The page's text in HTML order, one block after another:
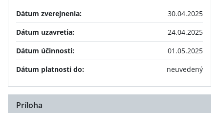
Dátum zverejnenia:
30.04.2025
Dátum uzavretia:
24.04.2025
Dátum účinnosti:
01.05.2025
Dátum platnosti do:
neuvedený
Príloha